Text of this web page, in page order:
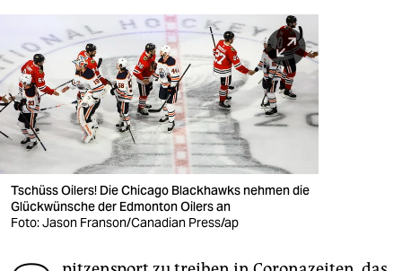
wahrheit
verlag
verlag
veranstaltungen
shop
Tschüss Oilers! Die Chicago Blackhawks nehmen die
Glückwünsche der Edmonton Oilers an
Foto: Jason Franson/Canadian Press/ap